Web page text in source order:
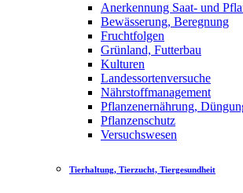
Anerkennung Saat- und
Bewässerung, Beregnung
Fruchtfolgen
Grünland, Futterbau
Kulturen
Landessortenversuche
Nährstoffmanagement
Pflanzenernährung,
Pflanzenschutz
Versuchswesen
Tierhaltung, Tierzucht, Tiergesundheit